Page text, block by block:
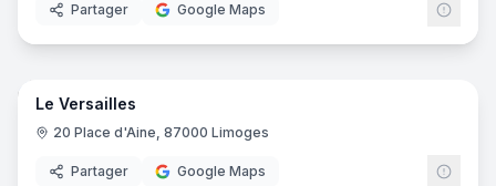
Partager Google Maps
20
Le Versailles
20 Place d'Aine, 87000 Limoges
Partager Google Maps